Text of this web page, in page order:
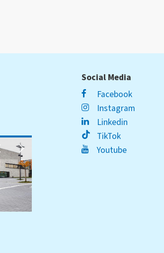
Social Media
Facebook
Instagram
Linkedin
TikTok
Youtube